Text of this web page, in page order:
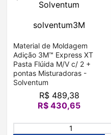
solventum3M
Material de Moldagem
Adição 3M™ Express XT
Pasta Flúida M/V c/ 2 +
pontas Misturadoras -
Solventum
R$ 489,38
R$ 430,65